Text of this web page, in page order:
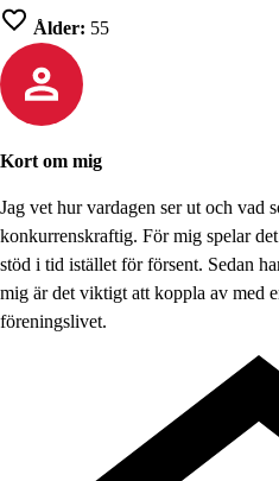
Ålder: 55
Kort om mig
Jag vet hur vardagen ser ut och vad
konkurrenskraftig. För mig spelar
stöd i tid istället för försent. Sedan
mig är det viktigt att koppla av med
föreningslivet.